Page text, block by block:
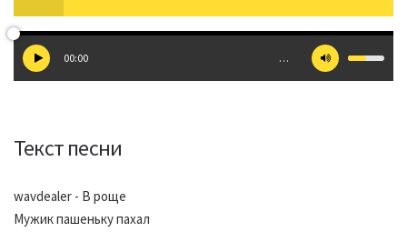
00:00 …
Текст песни
wavdealer - В роще
Мужик пашеньку пахал